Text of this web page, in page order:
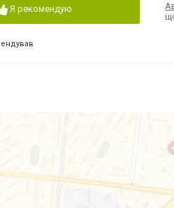
Я рекомендую